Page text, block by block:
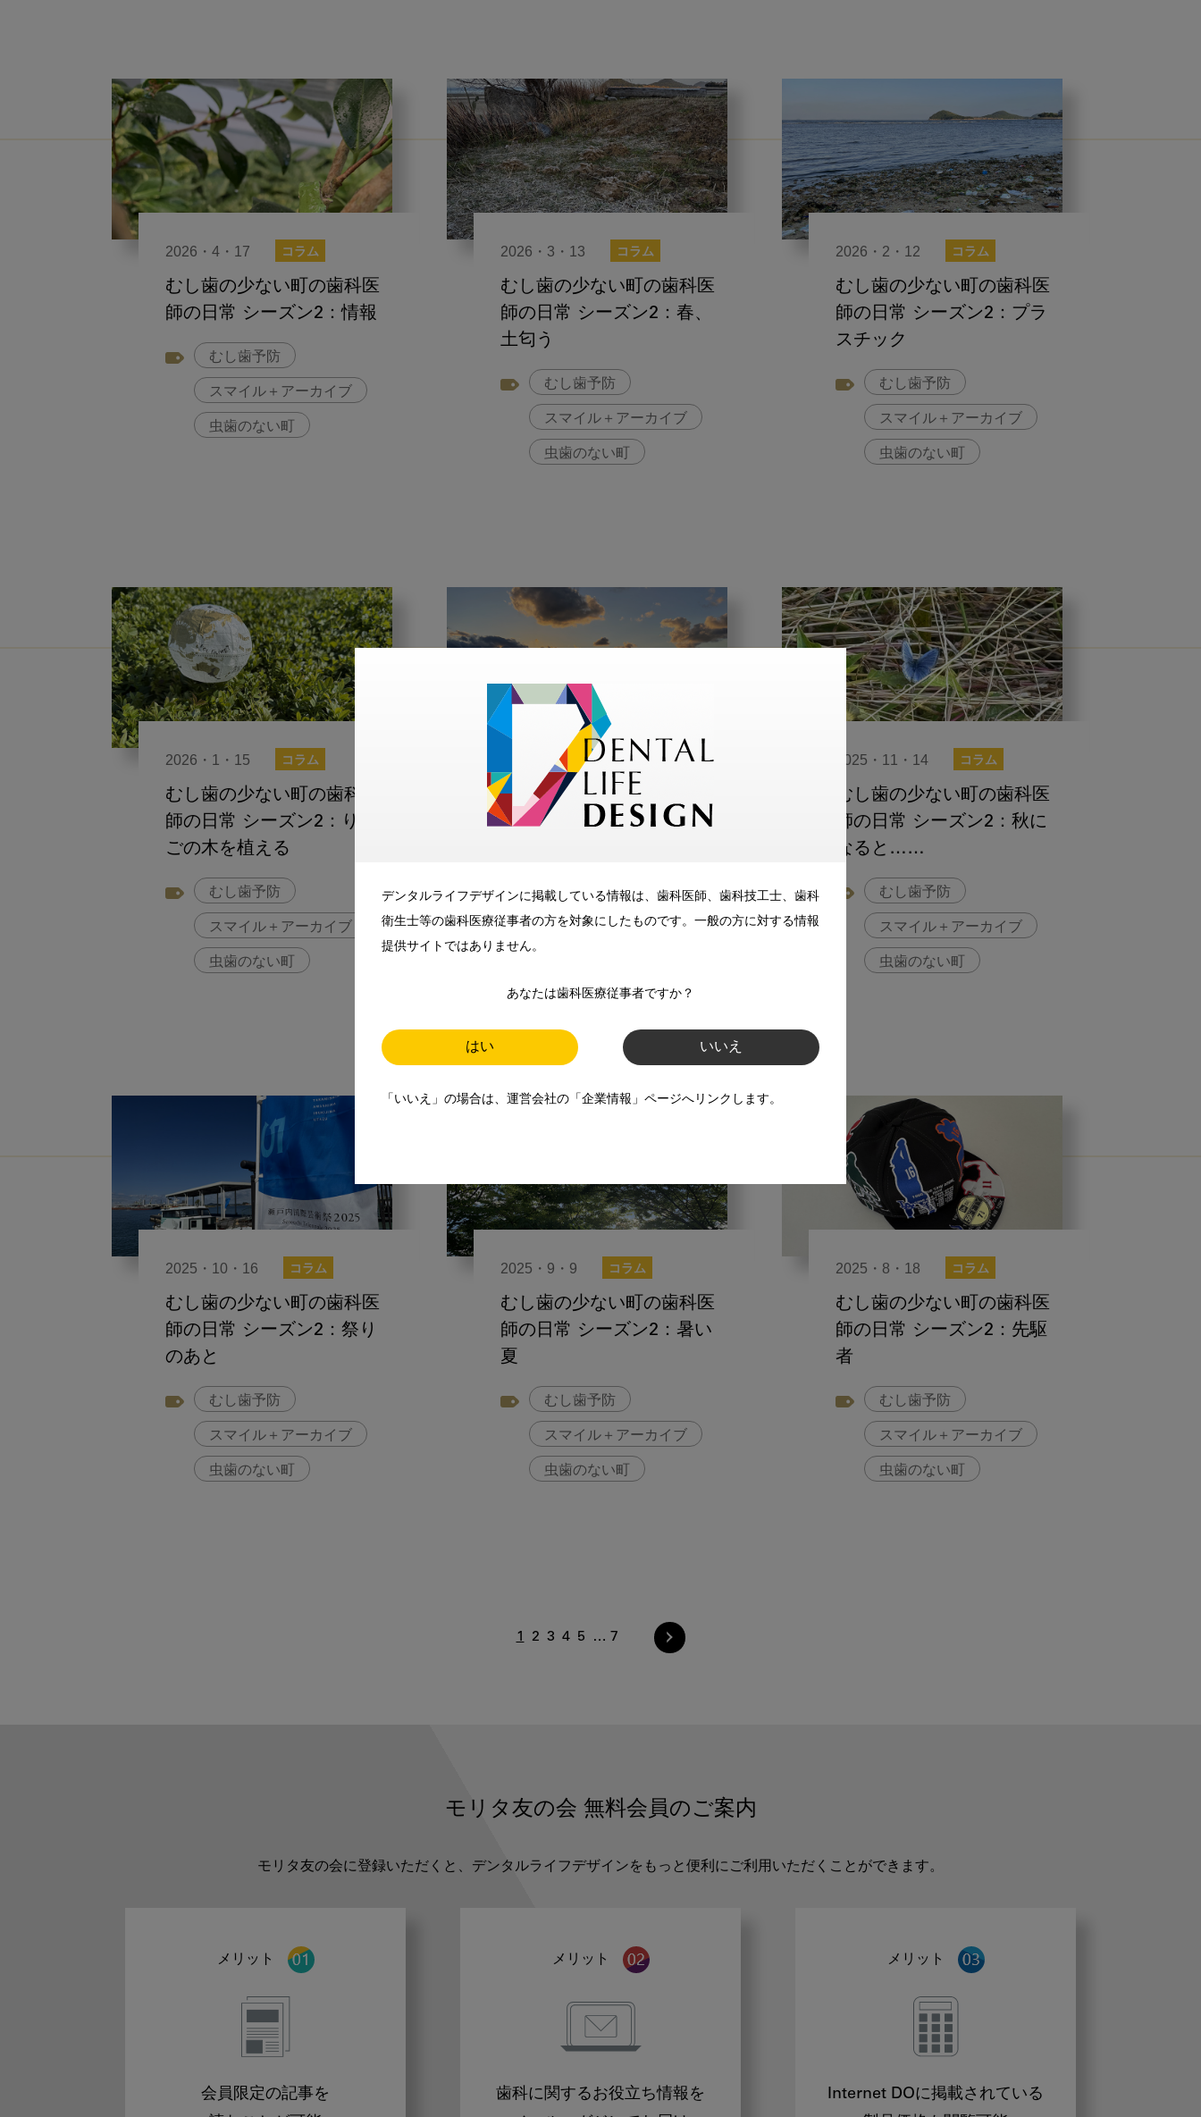
デンタルライフデザインに掲載している情報は、歯科医師、歯科技工士、歯科
衛生士等の歯科医療従事者の方を対象にしたものです。一般の方に対する情報
提供サイトではありません。
あなたは歯科医療従事者ですか？
はい いいえ
「いいえ」の場合は、運営会社の「企業情報」ページへリンクします。
2026・4・17 コラム
むし歯の少ない町の歯科医
師の日常 シーズン2：情報
むし歯予防
スマイル＋アーカイブ
虫歯のない町
2026・3・13 コラム
むし歯の少ない町の歯科医
師の日常 シーズン2：春、
土匂う
むし歯予防
スマイル＋アーカイブ
虫歯のない町
2026・2・12 コラム
むし歯の少ない町の歯科医
師の日常 シーズン2：プラ
スチック
むし歯予防
スマイル＋アーカイブ
虫歯のない町
2026・1・15 コラム
むし歯の少ない町の歯科医
師の日常 シーズン2：りん
ごの木を植える
むし歯予防
スマイル＋アーカイブ
虫歯のない町
2025・12・12 コラム
むし歯の少ない町の歯科医
師の日常 シーズン2：営業
むし歯予防
スマイル＋アーカイブ
2025・11・14 コラム
むし歯の少ない町の歯科医
師の日常 シーズン2：秋に
なると……
むし歯予防
スマイル＋アーカイブ
虫歯のない町
2025・10・16 コラム
むし歯の少ない町の歯科医
師の日常 シーズン2：祭り
のあと
むし歯予防
スマイル＋アーカイブ
虫歯のない町
2025・9・9 コラム
むし歯の少ない町の歯科医
師の日常 シーズン2：暑い
夏
むし歯予防
スマイル＋アーカイブ
虫歯のない町
2025・8・18 コラム
むし歯の少ない町の歯科医
師の日常 シーズン2：先駆
者
むし歯予防
スマイル＋アーカイブ
虫歯のない町
1 2 3 4 5 7
モリタ友の会 無料会員のご案内
モリタ友の会に登録いただくと、デンタルライフデザインをもっと便利にご利用いただくことができます。
メリット
会員限定の記事を
メリット
歯科に関するお役立ち情報を
メリット
Internet DOに掲載されている